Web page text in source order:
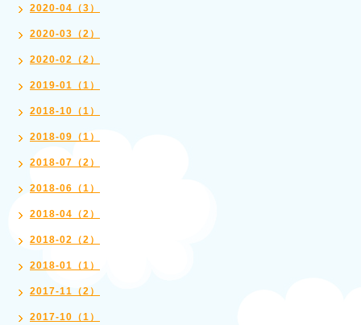
2020-04（3）
2020-03（2）
2020-02（2）
2019-01（1）
2018-10（1）
2018-09（1）
2018-07（2）
2018-06（1）
2018-04（2）
2018-02（2）
2018-01（1）
2017-11（2）
2017-10（1）